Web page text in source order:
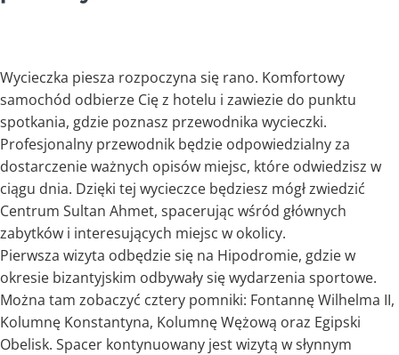
Wycieczka piesza rozpoczyna się rano. Komfortowy
samochód odbierze Cię z hotelu i zawiezie do punktu
spotkania, gdzie poznasz przewodnika wycieczki.
Profesjonalny przewodnik będzie odpowiedzialny za
dostarczenie ważnych opisów miejsc, które odwiedzisz w
ciągu dnia. Dzięki tej wycieczce będziesz mógł zwiedzić
Centrum Sultan Ahmet, spacerując wśród głównych
zabytków i interesujących miejsc w okolicy.
Pierwsza wizyta odbędzie się na Hipodromie, gdzie w
okresie bizantyjskim odbywały się wydarzenia sportowe.
Można tam zobaczyć cztery pomniki: Fontannę Wilhelma II,
Kolumnę Konstantyna, Kolumnę Wężową oraz Egipski
Obelisk. Spacer kontynuowany jest wizytą w słynnym